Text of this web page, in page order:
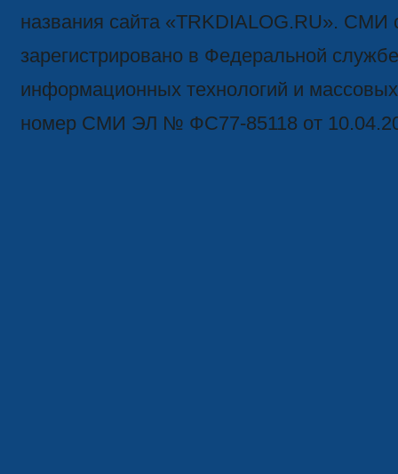
названия сайта «TRKDIALOG.RU». СМИ
зарегистрировано в Федеральной
информационных технологий и
номер СМИ ЭЛ № ФС77-85118 от